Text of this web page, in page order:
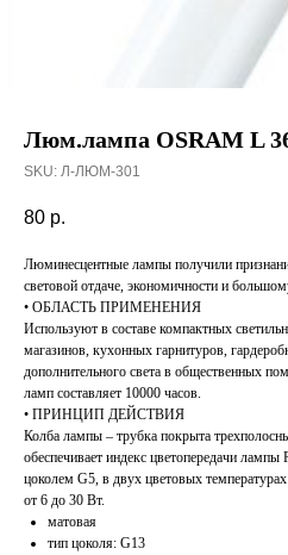
Люм.лампа OSRAM L
SKU: Л-ЛЮМ-301
80 р.
Люминесцентные лампы получили
световой отдаче, экономичности и
• ОБЛАСТЬ ПРИМЕНЕНИЯ
Используют в составе компактных
магазинов, кухонных гарнитуров,
дополнительного света в общественных
ламп составляет 10000 часов.
• ПРИНЦИП ДЕЙСТВИЯ
Колба лампы – трубка покрыта
обеспечивает индекс цветопередачи лампы
цоколем G5, в двух цветовых
от 6 до 30 Вт.
матовая
тип цоколя: G13